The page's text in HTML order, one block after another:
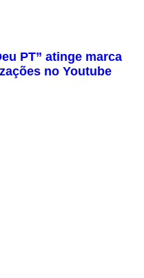
PT” atinge marca
no Youtube